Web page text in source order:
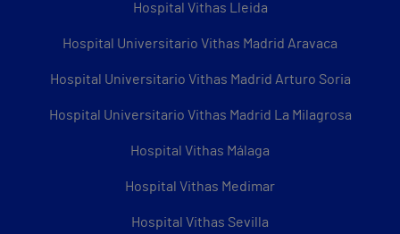
Hospital Vithas Lleida
Hospital Universitario Vithas Madrid Aravaca
Hospital Universitario Vithas Madrid Arturo Soria
Hospital Universitario Vithas Madrid La Milagrosa
Hospital Vithas Málaga
Hospital Vithas Medimar
Hospital Vithas Sevilla